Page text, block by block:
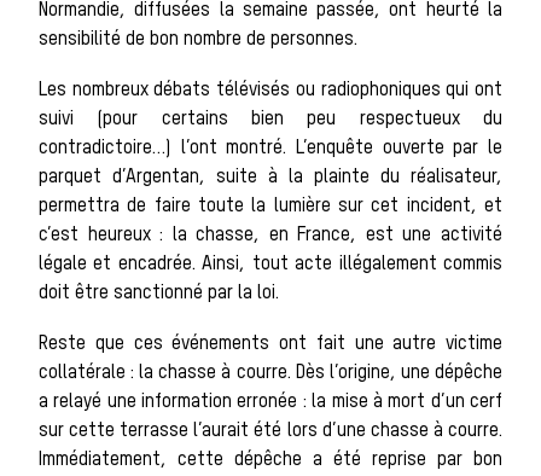
Les chiens de
meute
Les chevaux
de chasse
Normandie, diffusées la semaine passée, ont heurté la
sensibilité de bon nombre de personnes.
Les nombreux débats télévisés ou radiophoniques qui ont
suivi (pour certains bien peu respectueux du
contradictoire…) l’ont montré. L’enquête ouverte par le
parquet d’Argentan, suite à la plainte du réalisateur,
permettra de faire toute la lumière sur cet incident, et
c’est heureux : la chasse, en France, est une activité
légale et encadrée. Ainsi, tout acte illégalement commis
doit être sanctionné par la loi.
Reste que ces événements ont fait une autre victime
collatérale : la chasse à courre. Dès l’origine, une dépêche
a relayé une information erronée : la mise à mort d’un cerf
sur cette terrasse l’aurait été lors d’une chasse à courre.
Immédiatement, cette dépêche a été reprise par bon